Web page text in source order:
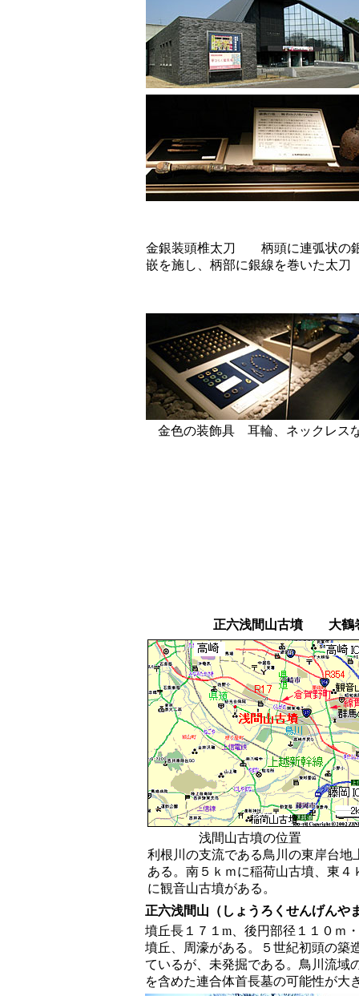
金銀装頭椎太刀 柄頭に連弧状の
嵌を施し、柄部に銀線を巻いた太刀
金色の装飾具 耳輪、ネックレス
正六浅間山古墳大鶴
浅間山古墳の位置
利根川の支流である鳥川の東岸台地
ある。南５ｋｍに稲荷山古墳、東４
に観音山古墳がある。
正六浅間山（しょうろくせんげんや
墳丘長１７１m、後円部径１１０ｍ
墳丘、周濠がある。５世紀初頭の築
ているが、未発掘である。鳥川流域
を含めた連合体首長墓の可能性が大